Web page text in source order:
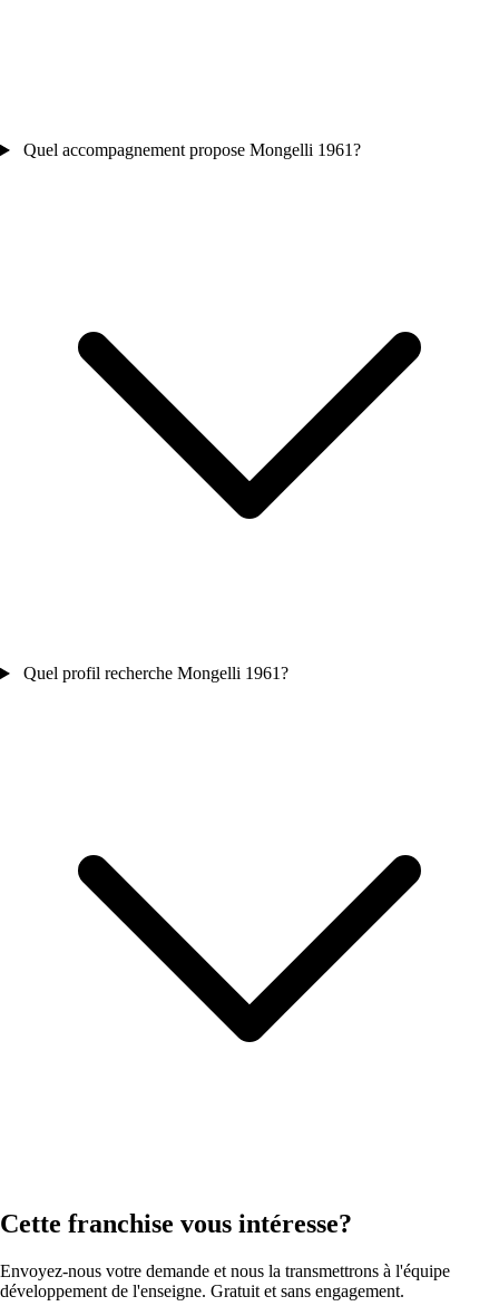
Quel accompagnement propose Mongelli 1961?
Quel profil recherche Mongelli 1961?
Cette franchise vous intéresse?
Envoyez-nous votre demande et nous la transmettrons à l'équipe
développement de l'enseigne. Gratuit et sans engagement.